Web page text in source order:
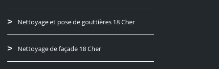
Nettoyage et pose de gouttières 18 Cher
Nettoyage de façade 18 Cher